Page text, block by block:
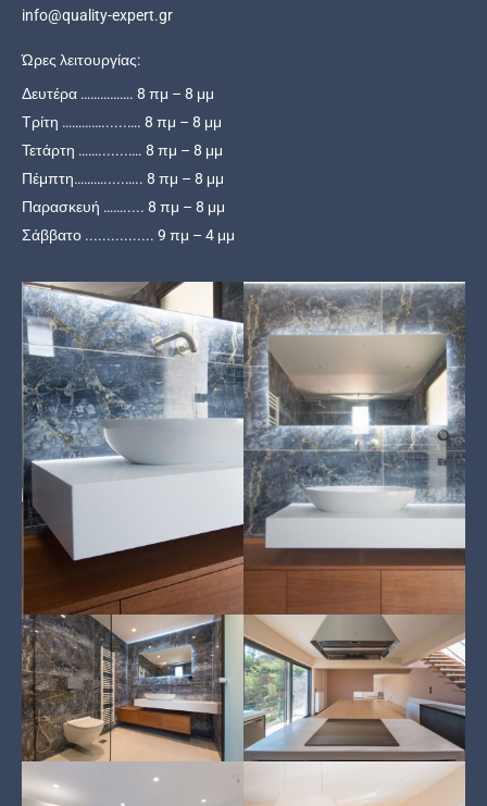
info@quality-expert.gr
Ώρες λειτουργίας:
Δευτέρα ……………. 8 πμ – 8 μμ
Τρίτη …………......…. 8 πμ – 8 μμ
Τετάρτη …….......…. 8 πμ – 8 μμ
Πέμπτη……….....….. 8 πμ – 8 μμ
Παρασκευή ……..... 8 πμ – 8 μμ
Σάββατο ................ 9 πμ – 4 μμ